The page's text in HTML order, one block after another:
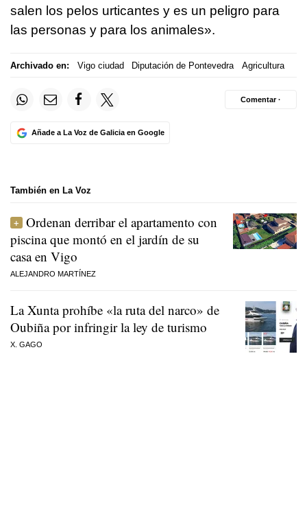
salen los pelos urticantes y es un peligro para
las personas y para los animales».
Archivado en: Vigo ciudad Diputación de Pontevedra Agricultura
Añade a La Voz de Galicia en Google
Comentar ·
También en La Voz
Ordenan derribar el apartamento con
piscina que montó en el jardín de su
casa en Vigo
ALEJANDRO MARTÍNEZ
La Xunta prohíbe «la ruta del narco» de
Oubiña por infringir la ley de turismo
X. GAGO